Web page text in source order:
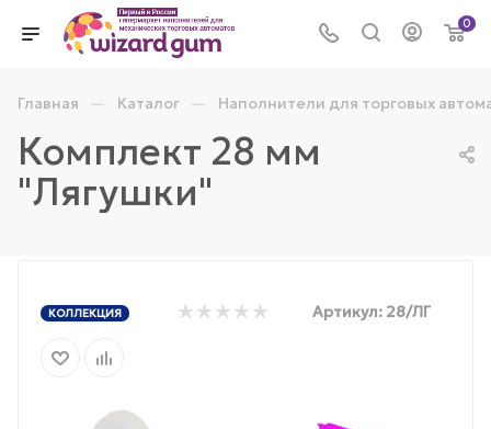
0
Главная — Каталог — Наполнители для торговых
Комплект 28 мм
"Лягушки"
КОЛЛЕКЦИЯ Артикул: 28/ЛГ